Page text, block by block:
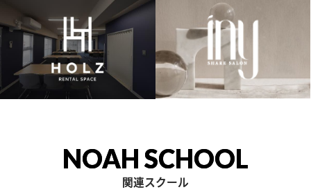
NOAH SCHOOL
関連スクール